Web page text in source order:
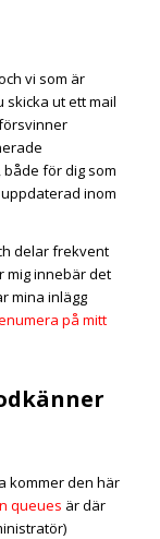
vi som är
skicka ut ett mail
för dig som
inom
delar frekvent
mig innebär det
mina inlägg
på mitt
kommer den här
queues är där